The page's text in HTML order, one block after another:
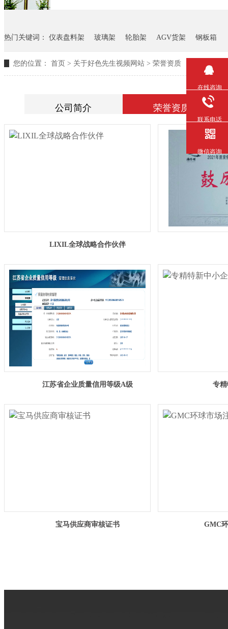
热门关键词： 仪表盘料架 玻璃架 轮胎架 AGV货架 钢板箱
您的位置： 首页 > 关于好色先生视频网站 > 荣誉资质
公司简介 荣誉资质
LIXIL全球战略合作伙伴
江苏省企业质量信用等级A级 专
宝马供应商审核证书 GMC
在线咨询
联系电话
微信咨询